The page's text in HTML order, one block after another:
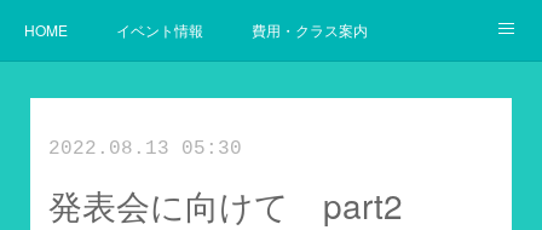
HOME イベント情報 費用・クラス案内
2022.08.13 05:30
発表会に向けて part2